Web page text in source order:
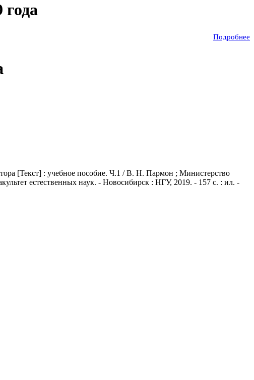
Подробнее
[Текст] : учебное пособие. Ч.1 / В. Н. Пармон ; Министерство
естественных наук. - Новосибирск : НГУ, 2019. - 157 с. : ил. -